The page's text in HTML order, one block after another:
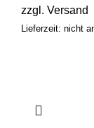
zzgl. Versand
Lieferzeit: nicht